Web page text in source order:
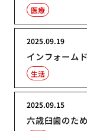
医療
インフォーム
2025.09.19
生活
六歳臼歯のた
2025.09.15